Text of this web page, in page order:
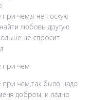
чем,я не тоскую
любовь другую
не спросит
при чем
чем,так было надо
добром, и ладно